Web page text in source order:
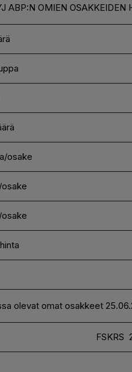
ABP:N OMIEN OSAKKEIDEN
osake
osake
osake
olevat omat osakkeet
FSKRS